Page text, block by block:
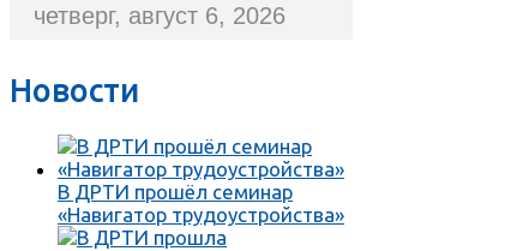
четверг, август 6, 2026
Новости
В ДРТИ прошёл семинар
«Навигатор трудоустройства»